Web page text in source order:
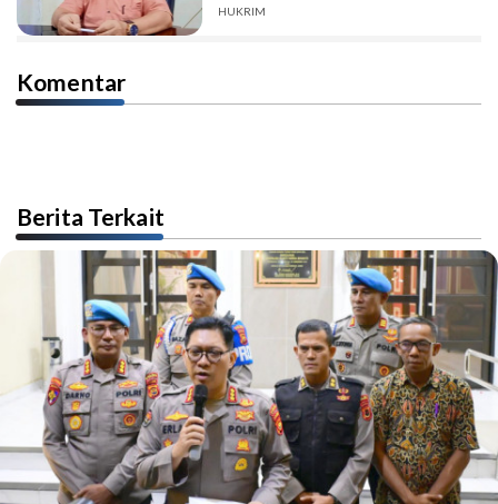
Murka !
HUKRIM
Komentar
Berita Terkait